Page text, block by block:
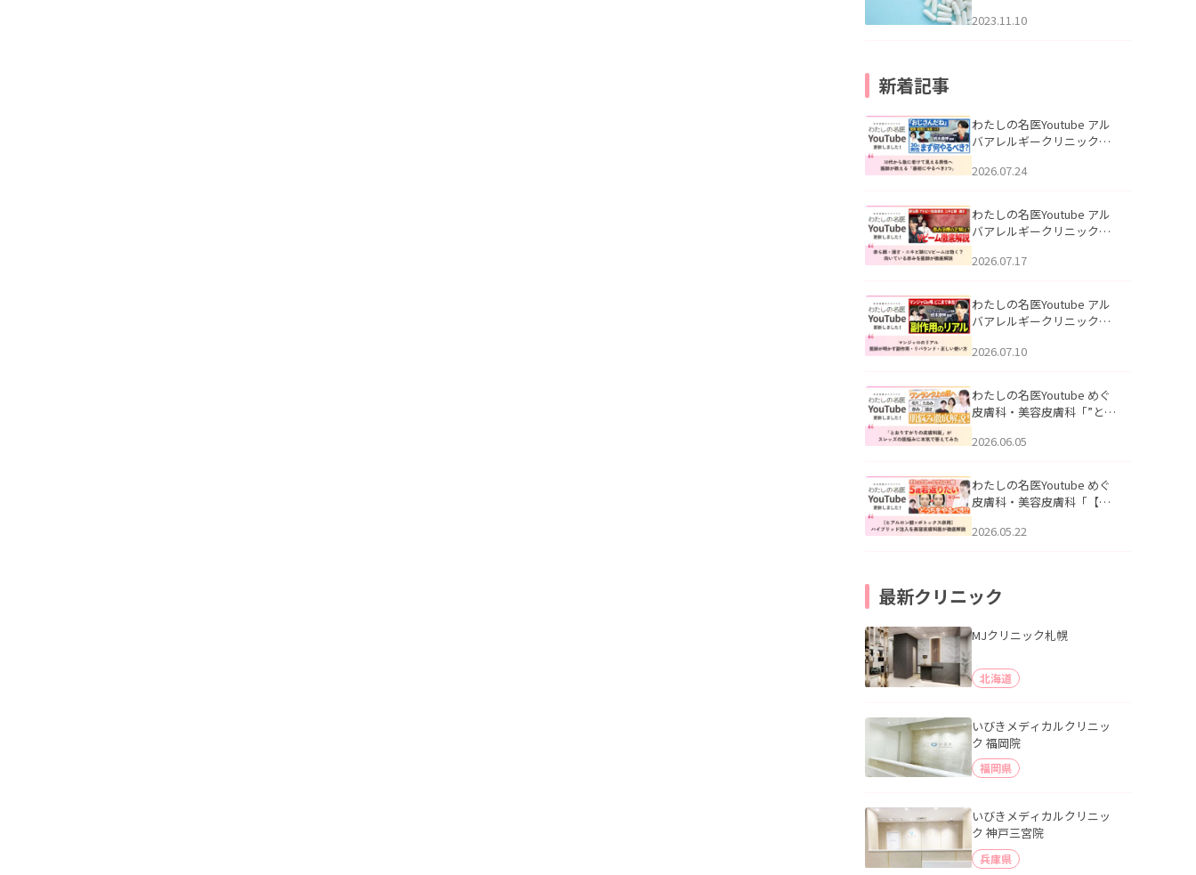
2023.11.10
新着記事
わたしの名医Youtube アル
バアレルギークリニック札
える男性へ｜医師が教える
公開いたしました。
2026.07.24
わたしの名医Youtube アル
バアレルギークリニック札
跡にVビームは効く？向いて
説」を公開いたしました。
2026.07.17
わたしの名医Youtube アル
バアレルギークリニック札
医師が明かす副作用・リバ
公開いたしました。
2026.07.10
わたしの名医Youtube めぐ
皮膚科・美容皮膚科「”とお
ッズの肌悩みに本気で答え
た。
2026.06.05
わたしの名医Youtube めぐ
皮膚科・美容皮膚科「【ヒ
用】ハイブリッド注入を美
2026.05.22
最新クリニック
MJクリニック札幌
北海道
いびきメディカルクリニッ
ク 福岡院
福岡県
いびきメディカルクリニッ
ク 神戸三宮院
兵庫県